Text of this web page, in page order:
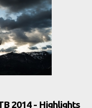
2014 - Highlights